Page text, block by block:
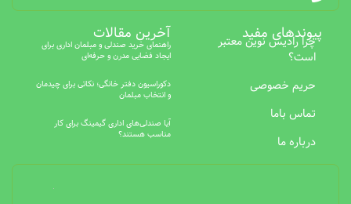
پیوندهای مفید
چرا رادیس نوین معتبر
است؟
حریم خصوصی
تماس باما
درباره ما
آخرین مقالات
راهنمای خرید صندلی و مبلمان اداری برای
ایجاد فضایی مدرن و حرفه‌ای
دکوراسیون دفتر خانگی؛ نکاتی برای چیدمان
و انتخاب مبلمان
آیا صندلی‌های اداری گیمینگ برای کار
مناسب هستند؟